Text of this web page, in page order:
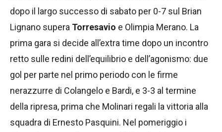
dopo il largo successo di sabato per 0-7 sul Brian
Lignano supera Torresavio e Olimpia Merano. La
prima gara si decide all’extra time dopo un incontro
retto sulle redini dell’equilibrio e dell’agonismo: due
gol per parte nel primo periodo con le firme
nerazzurre di Colangelo e Bardi, e 3-3 al termine
della ripresa, prima che Molinari regali la vittoria alla
squadra di Ernesto Pasquini. Nel pomeriggio i